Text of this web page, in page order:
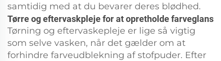
samtidig med at du bevarer deres blødhed.
Tørre og eftervaskpleje for at opretholde farveglans
Tørning og eftervaskepleje er lige så vigtig
som selve vasken, når det gælder om at
forhindre farveudblekning af stofpuder. Efter